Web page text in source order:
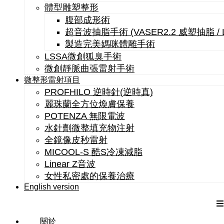
體型雕塑整形
腹部成形術
超音波抽脂手術 (VASER2.2 威塑抽脂 /
製造完美媽咪體雕手術
LSSA微創狐臭手術
微創靜脈曲張雷射手術
微整形雷射項目
PROFHILO 逆時針(逆時真)
麗珠蘭全方位煥膚保養
POTENZA 無限電波
水針劑微整填充物注射
全鏡像皮秒雷射
MICOOL-S 酷S冷凍減脂
Linear Z音波
女性私密處的保養治療
English version
關於